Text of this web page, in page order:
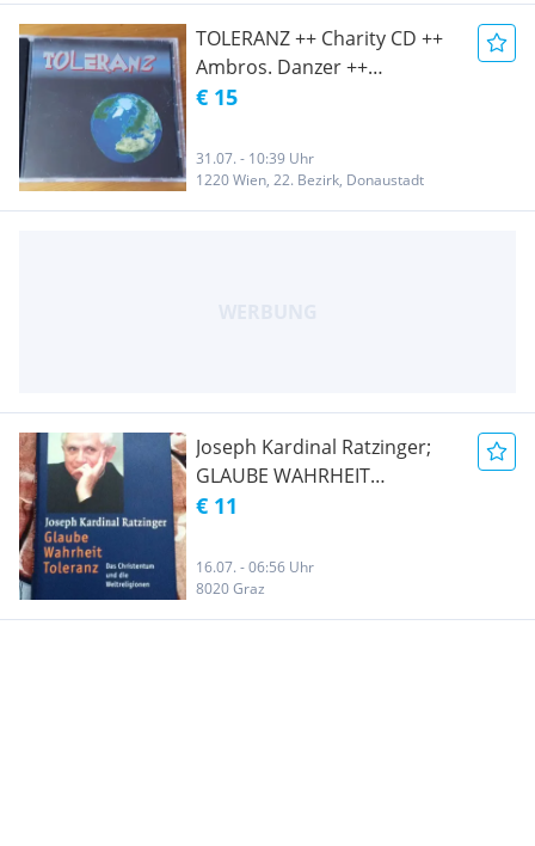
TOLERANZ ++ Charity CD ++
Ambros. Danzer ++
Austropop
€ 15
31.07. - 10:39 Uhr
1220 Wien, 22. Bezirk, Donaustadt
Joseph Kardinal Ratzinger;
GLAUBE WAHRHEIT
TOLERANZ
€ 11
16.07. - 06:56 Uhr
8020 Graz